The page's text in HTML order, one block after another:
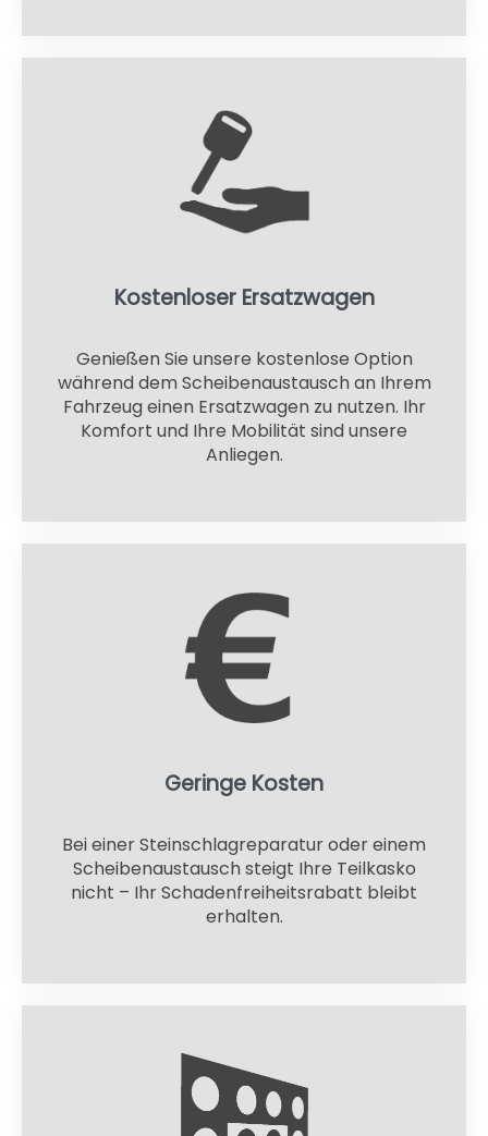
Kostenloser Ersatzwagen
Genießen Sie unsere kostenlose Option
während dem Scheibenaustausch an Ihrem
Fahrzeug einen Ersatzwagen zu nutzen. Ihr
Komfort und Ihre Mobilität sind unsere
Anliegen.
Geringe Kosten
Bei einer Steinschlagreparatur oder einem
Scheibenaustausch steigt Ihre Teilkasko
nicht – Ihr Schadenfreiheitsrabatt bleibt
erhalten.